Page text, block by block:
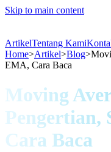
Skip to main content
ArtikelTentang Kami
Home>Artikel>Blog>
EMA, Cara Baca
Moving
Pengertian,
Cara Baca